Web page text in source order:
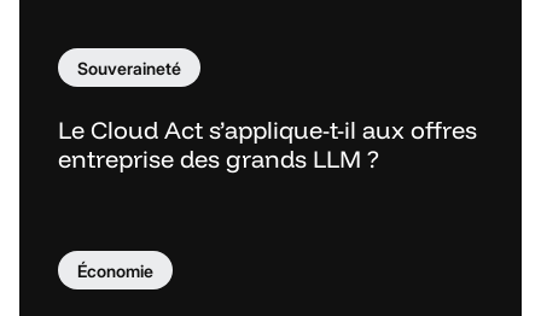
Souveraineté
Le Cloud Act s’applique-t-il aux offres
entreprise des grands LLM ?
Économie